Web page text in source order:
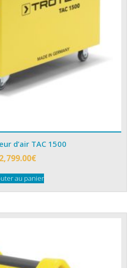
d’air TAC 1500
2,799.00€
au panier